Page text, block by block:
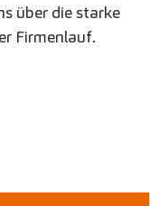
über die starke
Firmenlauf.